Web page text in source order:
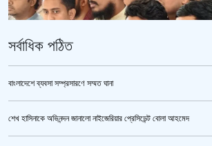
ভারতকে ভয় পেয়েই কি ফেলানী ও মোদিবিরোধী আন্দোলনের ছবি সরানো হয়েছে?’
সর্বাধিক পঠিত
বাংলাদেশে ব্যবসা সম্প্রসারণে সম্মত ঘানা
শেখ হাসিনাকে অভিনন্দন জানালো নাইজেরিয়ার প্রেসিডেন্ট বোলা আহমেদ